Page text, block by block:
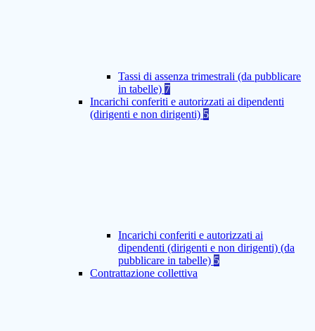
Tassi di assenza trimestrali (da pubblicare
in tabelle) 7
Incarichi conferiti e autorizzati ai dipendenti
(dirigenti e non dirigenti) 5
Incarichi conferiti e autorizzati ai
dipendenti (dirigenti e non dirigenti) (da
pubblicare in tabelle) 5
Contrattazione collettiva